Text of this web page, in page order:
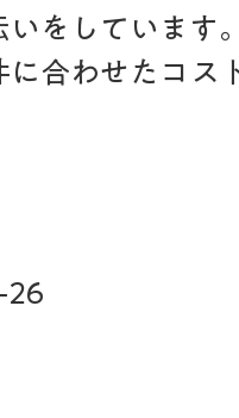
をしています
に合わせたコス
26